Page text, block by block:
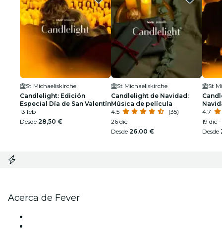
St Michaeliskirche
Candlelight: Edición
Especial Día de San Valentín
13 feb
Desde 28,50 €
St Michaeliskirche
Candlelight de Navidad:
Música de película
4.5
(35)
26 dic
Desde 26,00 €
St
4.7
19 dic
Desde
Acerca de Fever